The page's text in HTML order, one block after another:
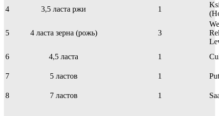
4 3,5 ласта ржи 1
5 4 ласта зерна (рожь) 3
6
4,5 ласта 1
7 5 ластов 1
8 7 ластов 1